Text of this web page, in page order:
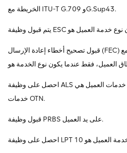
الخريطة مع ITU-T G.709 وG.Sup43.
قبول تصحيح أخطاء إعادة الإرسال (FEC) المتوافقة مع ITU-T G.709 في
احصل على وظيفة ALS في يد العميل عندما لا تكون خدمات العميل هي
خدمات OTN.
قبول وظيفة PRBS على يد العميل.